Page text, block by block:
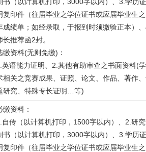
复印件（往届毕业之学位证书或应届毕业生
成绩单；如经录取，于报到时须缴验正本）
长推荐函2封。
缴资料(无则免缴)：
英语能力证明、2.其他有助审查之书面资料(学
相关之竞赛成果、证照、论文、作品、著作
研究、特殊专长证明…等)
缴资料：
自传（以计算机打印，1500字以内）、2.研
书（以计算机打印，3000字以内）、3.学历证
复印件（往届毕业之学位证书或应届毕业生